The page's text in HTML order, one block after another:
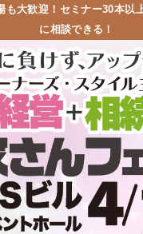
も大歓迎！セミナー30本以
に相談できる！